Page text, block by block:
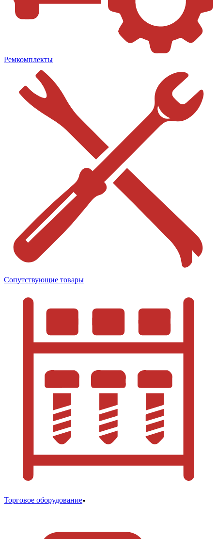
Ремкомплекты
Сопутствующие товары
Торговое оборудование